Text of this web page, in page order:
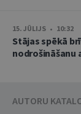
15. JŪLIJS • 10:32
Stājas spēkā
nodrošināšanu
AUTORU